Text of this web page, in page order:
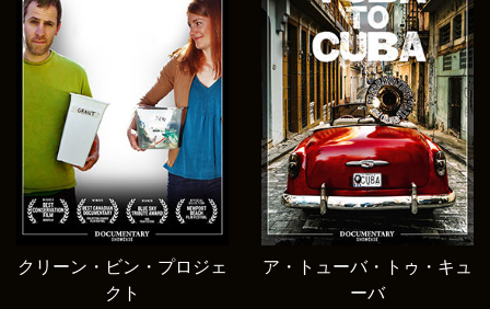
クリーン・ビン・プロジェ
クト
ア・トューバ・トゥ・キュ
ーバ